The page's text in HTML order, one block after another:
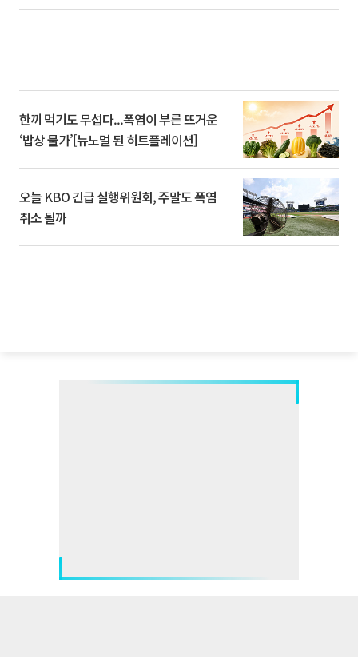
한끼 먹기도 무섭다...폭염이 부른 뜨거운
‘밥상 물가’[뉴노멀 된 히트플레이션]
오늘 KBO 긴급 실행위원회, 주말도 폭염
취소 될까